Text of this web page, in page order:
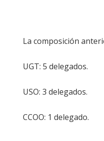
La composición
UGT: 5 delegados.
USO: 3 delegados.
CCOO: 1 delegado.